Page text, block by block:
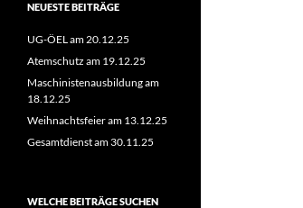
NEUESTE BEITRÄGE
UG-ÖEL am 20.12.25
Atemschutz am 19.12.25
Maschinistenausbildung am
18.12.25
Weihnachtsfeier am 13.12.25
Gesamtdienst am 30.11.25
WELCHE BEITRÄGE SUCHEN